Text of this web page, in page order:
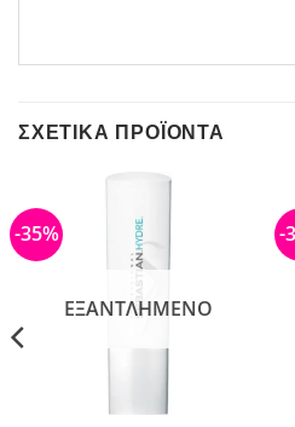
ΣΧΕΤΙΚΆ ΠΡΟΪΌΝΤΑ
-35%
ΕΞΑΝΤΛΗΜΈΝΟ
-